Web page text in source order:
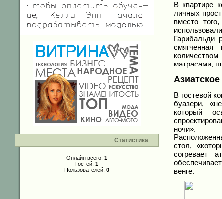
Статистика
Онлайн всего: 1
Гостей: 1
Пользователей: 0
В квартире
личных
вместо
Гарибальди
матрасами,
В гостевой
буазери,
который
ночи».
стол,
согревает
венге.